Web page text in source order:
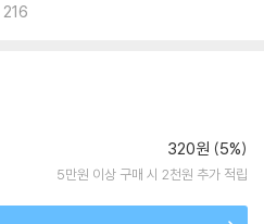
216
320원 (5%)
5만원 이상 구매 시 2천원 추가 적립